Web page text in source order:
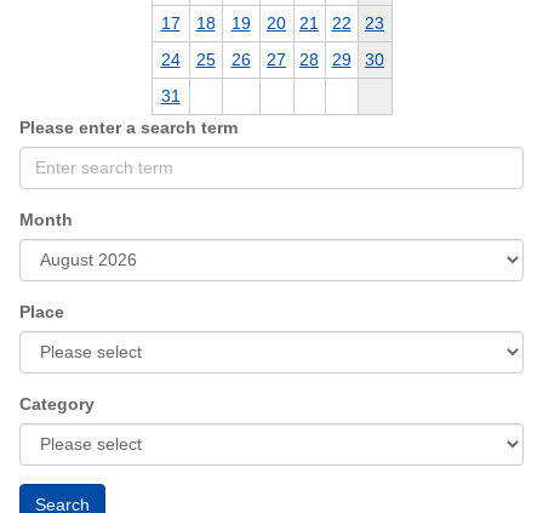
17
18 19 20 21 22
23
24
25 26 27 28 29
30
31
Please enter a search term
Month
Place
Category